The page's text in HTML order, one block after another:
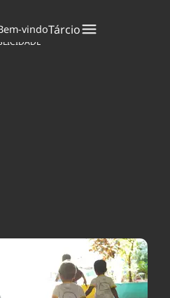
Indicadores
Meio Ambiente
Podcast
Política
vindoTárcio